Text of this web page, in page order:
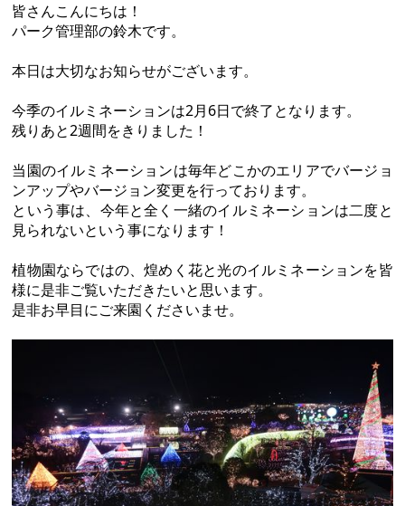
皆さんこんにちは！
パーク管理部の鈴木です。
本日は大切なお知らせがございます。
今季のイルミネーションは2月6日で終了となります。
残りあと2週間をきりました！
当園のイルミネーションは毎年どこかのエリアでバージョ
ンアップやバージョン変更を行っております。
という事は、今年と全く一緒のイルミネーションは二度と
見られないという事になります！
植物園ならではの、煌めく花と光のイルミネーションを皆
様に是非ご覧いただきたいと思います。
是非お早目にご来園くださいませ。